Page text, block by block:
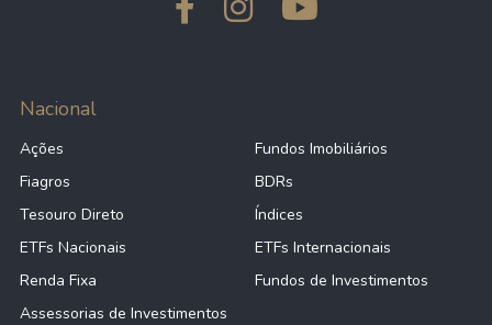
Nacional
Ações
Fundos Imobiliários
Fiagros
BDRs
Tesouro Direto
Índices
ETFs Nacionais
ETFs Internacionais
Renda Fixa
Fundos de Investimentos
Assessorias de Investimentos